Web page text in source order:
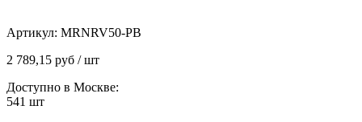
Артикул: MRNRV50-PB
2 789,15 руб / шт
Доступно в Москве:
541 шт